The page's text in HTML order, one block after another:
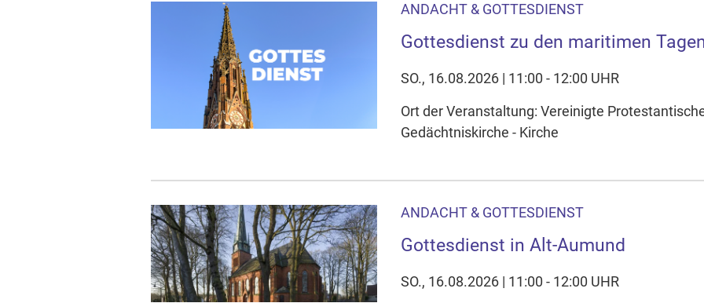
ANDACHT & GOTTESDIENST
Gottesdienst zu den maritimen
SO., 16.08.2026 | 11:00 - 12:00 UHR
Ort der Veranstaltung: Vereinigte
Gedächtniskirche - Kirche
ANDACHT & GOTTESDIENST
Gottesdienst in Alt-Aumund
SO., 16.08.2026 | 11:00 - 12:00 UHR